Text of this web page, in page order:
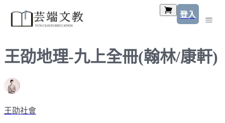
登入
王劭地理-九上全冊(翰林/康軒)
王劭社會